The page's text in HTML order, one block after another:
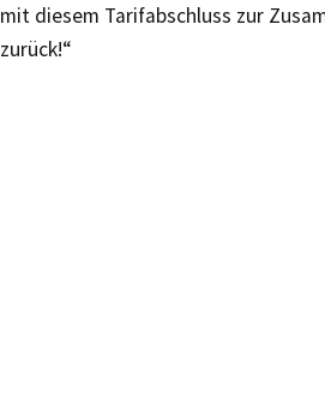
mit diesem Tarifabschluss zur
zurück!“